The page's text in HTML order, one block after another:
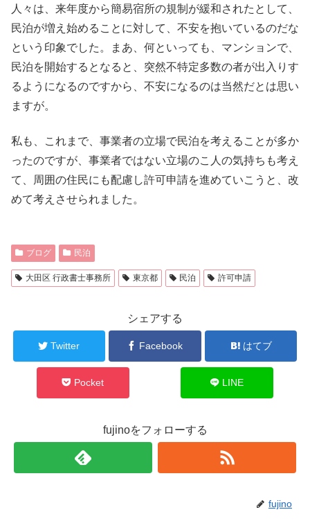
人々は、来年度から簡易宿所の規制が緩和されたとして、
民泊が増え始めることに対して、不安を抱いているのだな
という印象でした。まあ、何といっても、マンションで、
民泊を開始するとなると、突然不特定多数の者が出入りす
るようになるのですから、不安になるのは当然だとは思い
ますが。
私も、これまで、事業者の立場で民泊を考えることが多か
ったのですが、事業者ではない立場のこ人の気持ちも考え
て、周囲の住民にも配慮し許可申請を進めていこうと、改
めて考えさせられました。
ブログ 民泊
大田区 行政書士事務所 東京都 民泊 許可申請
シェアする
Twitter Facebook はてブ
Pocket LINE
fujinoをフォローする
fujino